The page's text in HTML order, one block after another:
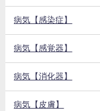
病気【感染症】
病気【感覚器】
病気【消化器】
病気【皮膚】